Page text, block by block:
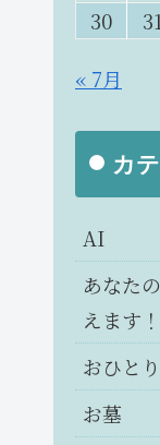
30
31
« 7月
カ
AI
あなた
えます
おひと
お墓